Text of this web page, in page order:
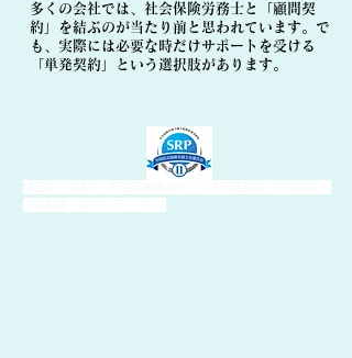
多くの会社では、社会保険労務士と「顧問契
約」を結ぶのが当たり前と思われています。で
も、実際には必要な時だけサポートを受ける
「単発契約」という選択肢があります。